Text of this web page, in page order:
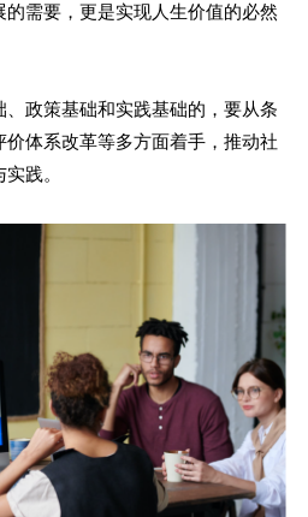
需要，更是实现人生价值的必然
政策基础和实践基础的，要从条
体系改革等多方面着手，推动社
践。